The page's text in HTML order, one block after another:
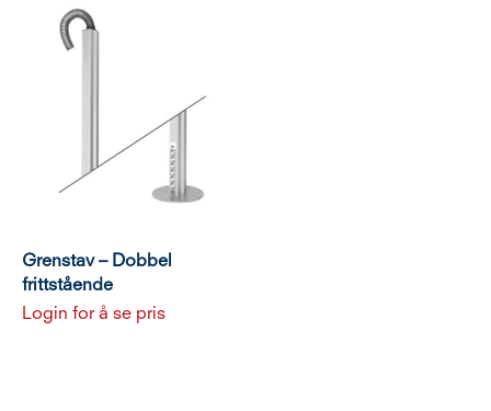
Grenstav – Dobbel
frittstående
Login for å se pris